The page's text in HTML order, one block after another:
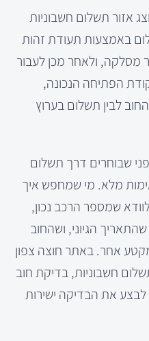
אזור תשלום חשבוניות
באמצעות תעודת זהות
ולאחר מכן לעבור
הפתיחה הנכונה,
לבין תשלום בערוץ
מלא. מי שמחפש איך
6 צפון צריך לוודא שמספר הרכב נכון,
הגיוני, ושהחוב
אחר. באתר חוצה צפון
חשבוניות, בדיקת חוב
לבצע את הבדיקה ישירות